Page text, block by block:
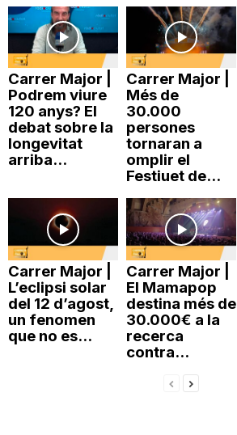
Carrer Major |
Podrem viure
120 anys? El
debat sobre la
longevitat
arriba...
Carrer Major |
Més de
30.000
persones
tornaran a
omplir el
Festiuet de...
Carrer Major |
L’eclipsi solar
del 12 d’agost,
un fenomen
que no es...
Carrer Major |
El Mamapop
destina més de
30.000€ a la
recerca
contra...